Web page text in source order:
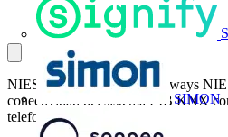
SIMON
NIESSEN presenta los Gateways
conectividad del sistema EIB KNX
telefonía.